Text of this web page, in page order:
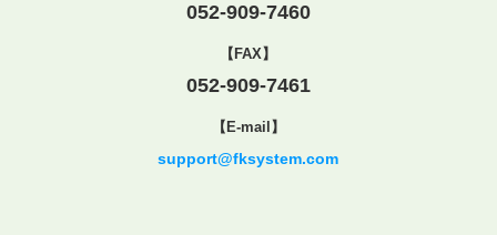
052-909-7460
【FAX】
052-909-7461
【E-mail】
support@fksystem.com